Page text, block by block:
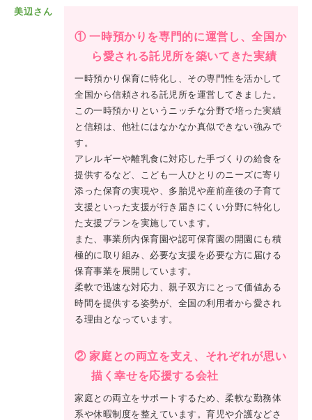
美辺さん
① 一時預かりを専門的に運営し、全国か
ら愛される託児所を築いてきた実績
一時預かり保育に特化し、その専門性を活かして
全国から信頼される託児所を運営してきました。
この一時預かりというニッチな分野で培った実績
と信頼は、他社にはなかなか真似できない強みで
す。
アレルギーや離乳食に対応した手づくりの給食を
提供するなど、こども一人ひとりのニーズに寄り
添った保育の実現や、多胎児や産前産後の子育て
支援といった支援が行き届きにくい分野に特化し
た支援プランを実施しています。
また、事業所内保育園や認可保育園の開園にも積
極的に取り組み、必要な支援を必要な方に届ける
保育事業を展開しています。
柔軟で迅速な対応力、親子双方にとって価値ある
時間を提供する姿勢が、全国の利用者から愛され
る理由となっています。
② 家庭との両立を支え、それぞれが思い
描く幸せを応援する会社
家庭との両立をサポートするため、柔軟な勤務体
系や休暇制度を整えています。育児や介護などさ